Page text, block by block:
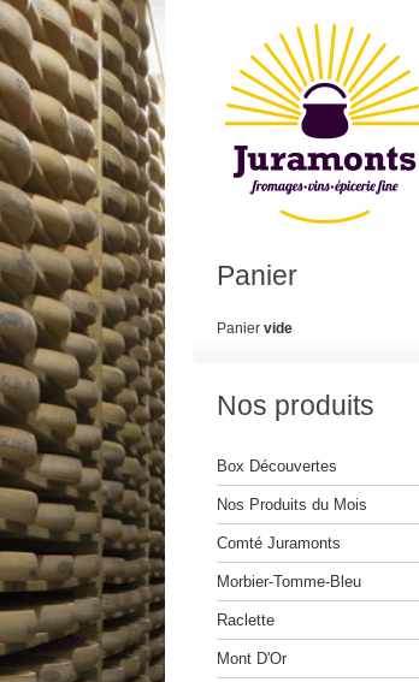
Panier
Panier vide
Nos produits
Box Découvertes
Nos Produits du Mois
Comté Juramonts
Morbier-Tomme-Bleu
Raclette
Mont D'Or